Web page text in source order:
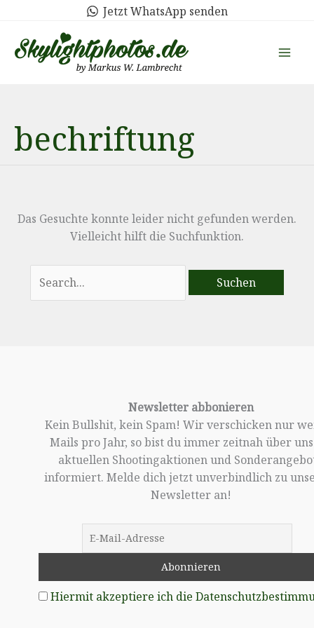
springen
Jetzt WhatsApp senden
bechriftung
Das Gesuchte konnte leider nicht gefunden werden.
Vielleicht hilft die Suchfunktion.
nach:
Newsletter abbonieren
Kein Bullshit, kein Spam! Wir verschicken nur
Mails pro Jahr, so bist du immer zeitnah über
aktuellen Shootingaktionen und
informiert. Melde dich jetzt unverbindlich zu
Newsletter an!
Hiermit akzeptiere ich die